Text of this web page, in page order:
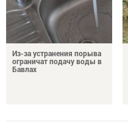
Из-за устранения порыва
ограничат подачу воды в
Бавлах